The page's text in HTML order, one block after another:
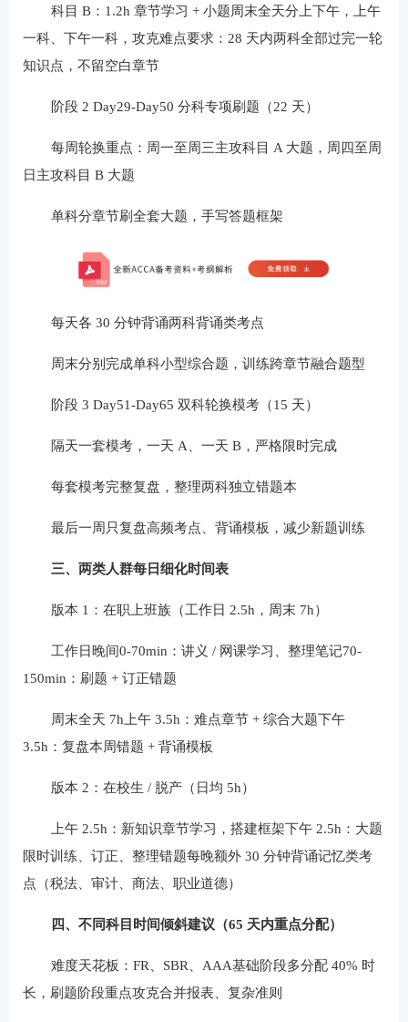
科目 B：1.2h 章节学习 + 小题周末全天分上下午，上午
一科、下午一科，攻克难点要求：28 天内两科全部过完一轮
知识点，不留空白章节
阶段 2 Day29-Day50 分科专项刷题（22 天）
每周轮换重点：周一至周三主攻科目 A 大题，周四至周
日主攻科目 B 大题
单科分章节刷全套大题，手写答题框架
每天各 30 分钟背诵两科背诵类考点
周末分别完成单科小型综合题，训练跨章节融合题型
阶段 3 Day51-Day65 双科轮换模考（15 天）
隔天一套模考，一天 A、一天 B，严格限时完成
每套模考完整复盘，整理两科独立错题本
最后一周只复盘高频考点、背诵模板，减少新题训练
三、两类人群每日细化时间表
版本 1：在职上班族（工作日 2.5h，周末 7h）
工作日晚间0-70min：讲义 / 网课学习、整理笔记70-
150min：刷题 + 订正错题
周末全天 7h上午 3.5h：难点章节 + 综合大题下午
3.5h：复盘本周错题 + 背诵模板
版本 2：在校生 / 脱产（日均 5h）
上午 2.5h：新知识章节学习，搭建框架下午 2.5h：大题
限时训练、订正、整理错题每晚额外 30 分钟背诵记忆类考
点（税法、审计、商法、职业道德）
四、不同科目时间倾斜建议（65 天内重点分配）
难度天花板：FR、SBR、AAA基础阶段多分配 40% 时
长，刷题阶段重点攻克合并报表、复杂准则